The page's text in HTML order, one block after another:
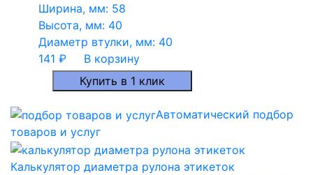
Ширина, мм: 58
Высота, мм: 40
Диаметр втулки, мм: 40
141 ₽
В корзину
Купить в 1 клик
Автоматический подбор
товаров и услуг
Калькулятор диаметра рулона этикеток